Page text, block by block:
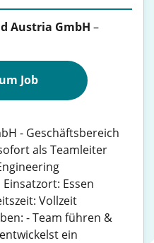
Austria GmbH –
Job
- Geschäftsbereich
als Teamleiter
Essen
Vollzeit
- Team führen &
ein